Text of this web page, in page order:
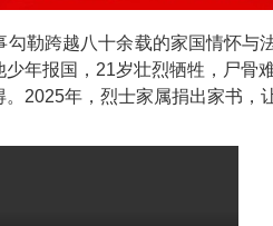
勒跨越八十余载的家国情怀与
年报国，21岁壮烈牺牲，尸骨
2025年，烈士家属捐出家书，